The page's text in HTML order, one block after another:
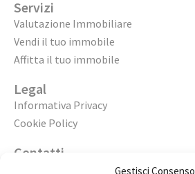
Gestisci Consenso
Servizi
Valutazione Immobiliare
Vendi il tuo immobile
Affitta il tuo immobile
Legal
Informativa Privacy
Cookie Policy
Contatti